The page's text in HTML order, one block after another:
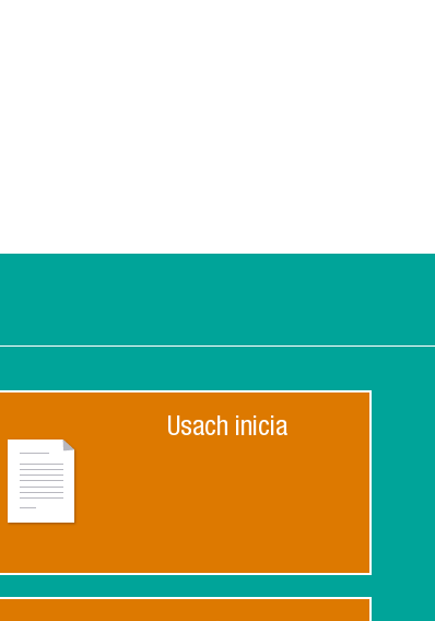
Usach inicia